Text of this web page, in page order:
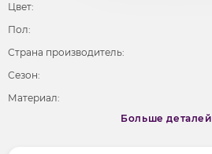
Цвет:
Пол:
Страна производитель:
Сезон:
Материал:
Больше деталей
Меньше деталей